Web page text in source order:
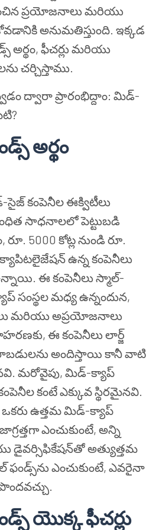
ప్రయోజనాలు మరియు
అనుమతిస్తుంది. ఇక్కడ
ఫీచర్లు మరియు
చర్చిస్తాము.
ద్వారా ప్రారంభిద్దాం: మిడ్-
అర్థం
కంపెనీల ఈక్విటీలు
సాధనాలలో పెట్టుబడి
5000 కోట్ల నుండి రూ.
ఉన్న కంపెనీలు
ఈ కంపెనీలు స్మాల్-
సంస్థల మధ్య ఉన్నందున,
మరియు అప్రయోజనాలు
ఈ కంపెనీలు లార్జ్
అందిస్తాయి కానీ వాటి
మరోవైపు, మిడ్-క్యాప్
కంటే ఎక్కువ స్థిరమైనవి.
ఒకరు ఉత్తమ మిడ్-క్యాప్
ఎంచుకుంటే, అన్ని
డైవర్సిఫికేషన్‌తో అత్యుత్తమ
ఎంచుకుంటే, ఎవరైనా
యొక్క ఫీచర్లు